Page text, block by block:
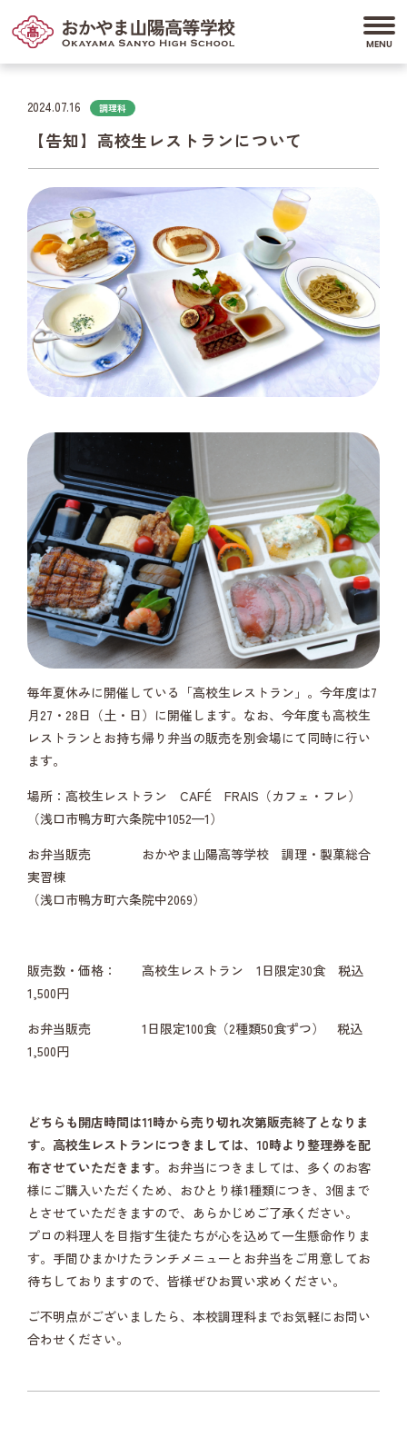
2024.07.16 調理科
【告知】高校生レストランについて
毎年夏休みに開催している「高校生レストラン」。今年度は7
月27・28日（土・日）に開催します。なお、今年度も高校生
レストランとお持ち帰り弁当の販売を別会場にて同時に行い
ます。
場所：高校生レストラン CAFÉ FRAIS（カフェ・フレ）
（浅口市鴨方町六条院中1052—1）
お弁当販売 おかやま山陽高等学校 調理・製菓総合
実習棟
（浅口市鴨方町六条院中2069）
販売数・価格： 高校生レストラン 1日限定30食 税込
1,500円
お弁当販売 1日限定100食（2種類50食ずつ） 税込
1,500円
どちらも開店時間は11時から売り切れ次第販売終了となりま
す。高校生レストランにつきましては、10時より整理券を配
布させていただきます。 お弁当につきましては、多くのお客
様にご購入いただくため、おひとり様1種類につき、3個まで
とさせていただきますので、あらかじめご了承ください。
プロの料理人を目指す生徒たちが心を込めて一生懸命作りま
す。手間ひまかけたランチメニューとお弁当をご用意してお
待ちしておりますので、皆様ぜひお買い求めください。
ご不明点がございましたら、本校調理科までお気軽にお問い
合わせください。